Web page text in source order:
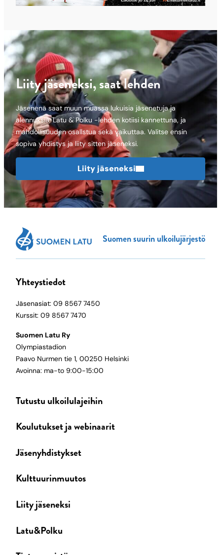
Liity jäseneksi, saat lehden
Jäsenenä saat muun muassa lukuisia jäsenetuja ja
alennuksia, Latu & Polku -lehden kotiisi kannettuna, ja
mahdollisuuden osallstua sekä vaikuttaa. Valitse ensin
sopiva yhdistys ja liity sitten jäseneksi.
Liity jäseneksi
Suomen suurin ulkoilujärjestö
Yhteystiedot
Jäsenasiat: 09 8567 7450
Kurssit: 09 8567 7470
Suomen Latu Ry
Olympiastadion
Paavo Nurmen tie 1, 00250 Helsinki
Avoinna: ma-to 9:00-15:00
Tutustu ulkoilulajeihin
Koulutukset ja webinaarit
Jäsenyhdistykset
Kulttuurinmuutos
Liity jäseneksi
Latu&Polku